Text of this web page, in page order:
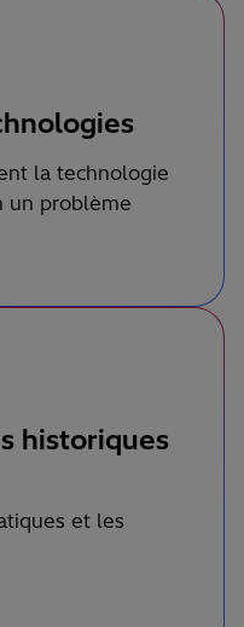
la technologie
un problème
historiques
et les